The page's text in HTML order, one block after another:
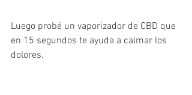
Luego probé un vaporizador de CBD que
en 15 segundos te ayuda a calmar los
dolores.